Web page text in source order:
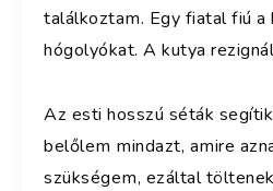
találkoztam. Egy fiatal fiú a
hógolyókat. A kutya
Az esti hosszú séták
belőlem mindazt, amire
szükségem, ezáltal